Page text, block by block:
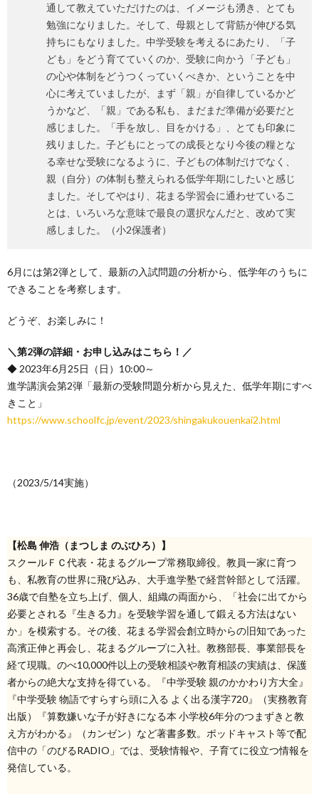
通して教えていただけたのは、イメージも湧き、とても
勉強になりました。そして、母親として背筋が伸びる気
持ちにもなりました。中学受験を考えるにあたり、「子
ども」をどう育てていくのか、受験に向かう「子ども」
の心や体制をどうつくっていくべきか、ということを中
心に考えていましたが、まず「親」が自律しているかど
うかなど、「親」である私も、まだまだ準備が必要だと
感じました。「手を放し、目をかける」、とても印象に
残りました。子どもにとっての成長となり今後の糧とな
る幸せな受験になるように、子どもの体制だけでなく、
親（自分）の体制も整えられる低学年期にしたいと感じ
ました。そしてやはり、花まる学習会に通わせているこ
とは、いろいろな意味で最良の選択なんだと、改めて実
感しました。（小2保護者）
6月には第2弾として、最新の入試問題の分析から、低学年のうちに
できることを考察します。
どうぞ、お楽しみに！
＼第2弾の詳細・お申し込みはこちら！／
◆ 2023年6月25日（日）10:00～
進学講演会第2弾「最新の受験問題分析から見えた、低学年期にすべ
きこと」
https://www.schoolfc.jp/event/2023/shingakukouenkai2.html
（2023/5/14実施）
【松島 伸浩（まつしま のぶひろ）】
スクールＦＣ代表・花まるグループ常務取締役。教員一家に育つ
も、私教育の世界に飛び込み、大手進学塾で経営幹部として活躍。
36歳で自塾を立ち上げ、個人、組織の両面から、「社会に出てから
必要とされる『生きる力』を受験学習を通して鍛える方法はない
か」を模索する。その後、花まる学習会創立時からの旧知であった
高濱正伸と再会し、花まるグループに入社。教務部長、事業部長を
経て現職。のべ10,000件以上の受験相談や教育相談の実績は、保護
者からの絶大な支持を得ている。『中学受験 親のかかわり方大全』
『中学受験 物語ですらすら頭に入る よく出る漢字720』（実務教育
出版）『算数嫌いな子が好きになる本 小学校6年分のつまずきと教
え方がわかる』（カンゼン）など著書多数。ポッドキャスト等で配
信中の「のびるRADIO」では、受験情報や、子育てに役立つ情報を
発信している。